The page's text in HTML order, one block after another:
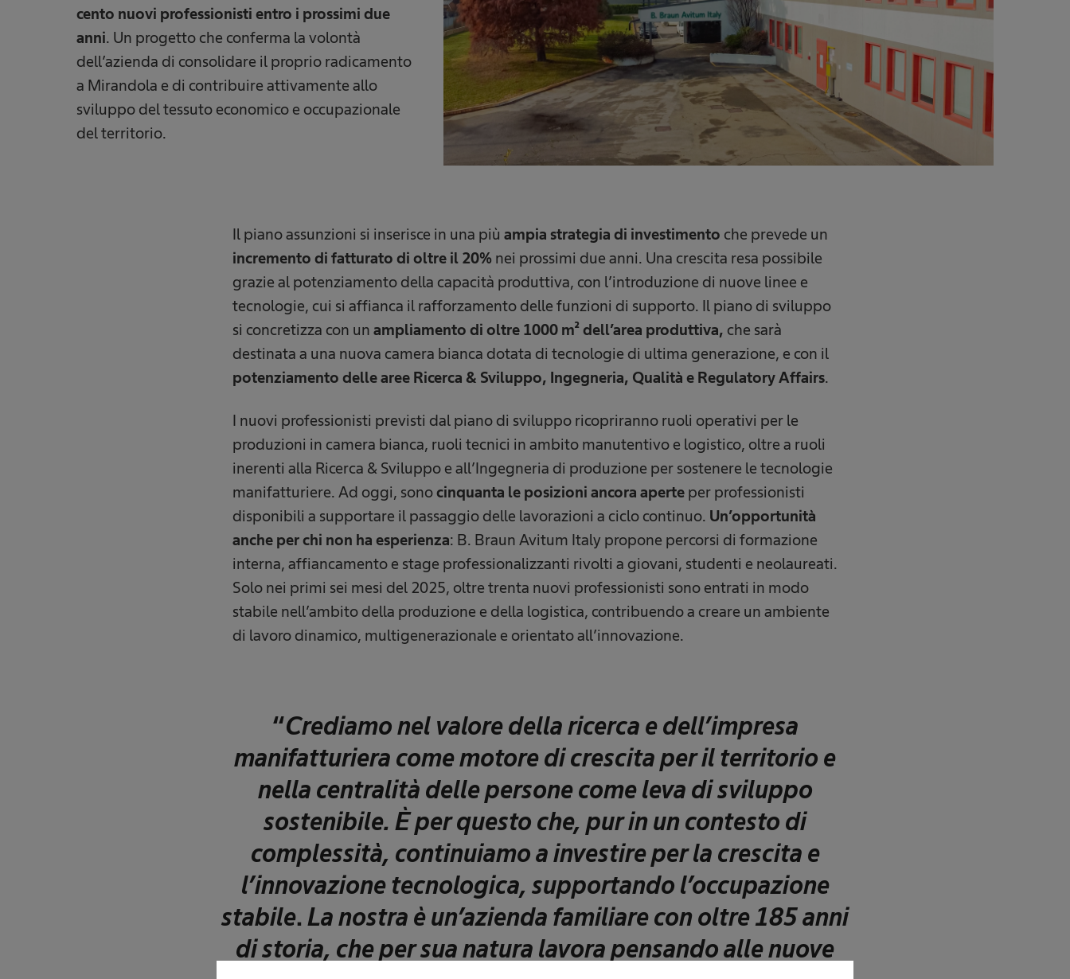
cento nuovi professionisti entro i prossimi due
anni. Un progetto che conferma la volontà
dell’azienda di consolidare il proprio radicamento
a Mirandola e di contribuire attivamente allo
sviluppo del tessuto economico e occupazionale
del territorio.
Il piano assunzioni si inserisce in una più ampia strategia di investimento che prevede un
incremento di fatturato di oltre il 20% nei prossimi due anni. Una crescita resa possibile
grazie al potenziamento della capacità produttiva, con l’introduzione di nuove linee e
tecnologie, cui si affianca il rafforzamento delle funzioni di supporto. Il piano di sviluppo
si concretizza con un ampliamento di oltre 1000 m² dell’area produttiva, che sarà
destinata a una nuova camera bianca dotata di tecnologie di ultima generazione, e con il
potenziamento delle aree Ricerca & Sviluppo, Ingegneria, Qualità e Regulatory Affairs.
I nuovi professionisti previsti dal piano di sviluppo ricopriranno ruoli operativi per le
produzioni in camera bianca, ruoli tecnici in ambito manutentivo e logistico, oltre a ruoli
inerenti alla Ricerca & Sviluppo e all’Ingegneria di produzione per sostenere le tecnologie
manifatturiere. Ad oggi, sonocinquanta le posizioni ancora aperte per professionisti
disponibili a supportare il passaggio delle lavorazioni a ciclo continuo. Un’opportunità
anche per chi non ha esperienza: B. Braun Avitum Italy propone percorsi di formazione
interna, affiancamento e stage professionalizzanti rivolti a giovani, studenti e neolaureati.
Solo nei primi sei mesi del 2025, oltre trenta nuovi professionisti sono entrati in modo
stabile nell’ambito della produzione e della logistica, contribuendo a creare un ambiente
di lavoro dinamico, multigenerazionale e orientato all’innovazione.
“Crediamo nel valore della ricerca e dell’impresa
manifatturiera come motore di crescita per il territorio e
nella centralità delle persone come leva di sviluppo
sostenibile. È per questo che, pur in un contesto di
complessità, continuiamo a investire per la crescita e
l’innovazione tecnologica, supportando l’occupazione
stabile. La nostra è un’azienda familiare con oltre 185 anni
di storia, che per sua natura lavora pensando alle nuove